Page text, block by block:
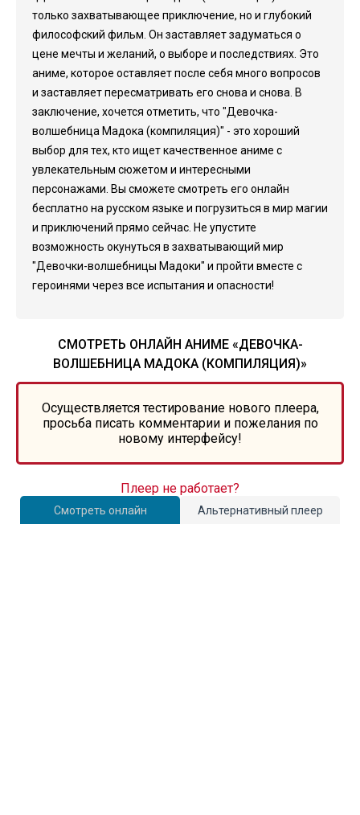
только захватывающее приключение, но и глубокий
философский фильм. Он заставляет задуматься о
цене мечты и желаний, о выборе и последствиях. Это
аниме, которое оставляет после себя много вопросов
и заставляет пересматривать его снова и снова. В
заключение, хочется отметить, что "Девочка-
волшебница Мадока (компиляция)" - это хороший
выбор для тех, кто ищет качественное аниме с
увлекательным сюжетом и интересными
персонажами. Вы сможете смотреть его онлайн
бесплатно на русском языке и погрузиться в мир магии
и приключений прямо сейчас. Не упустите
возможность окунуться в захватывающий мир
"Девочки-волшебницы Мадоки" и пройти вместе с
героинями через все испытания и опасности!
СМОТРЕТЬ ОНЛАЙН АНИМЕ «ДЕВОЧКА-
ВОЛШЕБНИЦА МАДОКА (КОМПИЛЯЦИЯ)»
Осуществляется тестирование нового плеера,
просьба писать комментарии и пожелания по
новому интерфейсу!
Смотреть онлайн Альтернативный плеер
Плеер не работает?